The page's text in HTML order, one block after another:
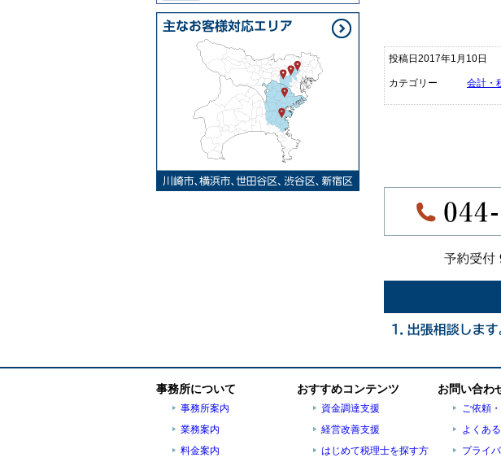
投稿日2017年1月10日
カテゴリー 会計・
事務所について
事務所案内
業務案内
料金案内
おすすめコンテンツ
資金調達支援
経営改善支援
はじめて税理士を探す方
お問い合わ
ご依頼
よくあ
プライ